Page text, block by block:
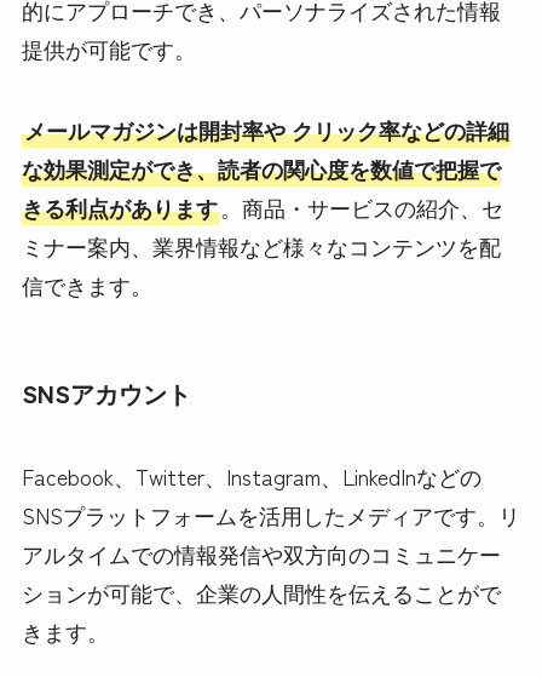
的にアプローチでき、パーソナライズされた情報
提供が可能です。
メールマガジンは開封率や クリック率などの詳細
な効果測定ができ、読者の関心度を数値で把握で
きる利点があります。商品・サービスの紹介、セ
ミナー案内、業界情報など様々なコンテンツを配
信できます。
SNSアカウント
Facebook、Twitter、Instagram、LinkedInなどの
SNSプラットフォームを活用したメディアです。リ
アルタイムでの情報発信や双方向のコミュニケー
ションが可能で、企業の人間性を伝えることがで
きます。